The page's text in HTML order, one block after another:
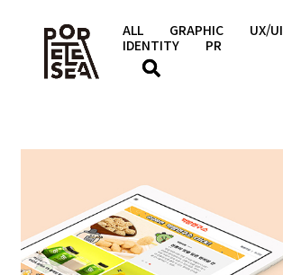
ALL GRAPHIC
UX/UI
IDENTITY
PR
별점 평가